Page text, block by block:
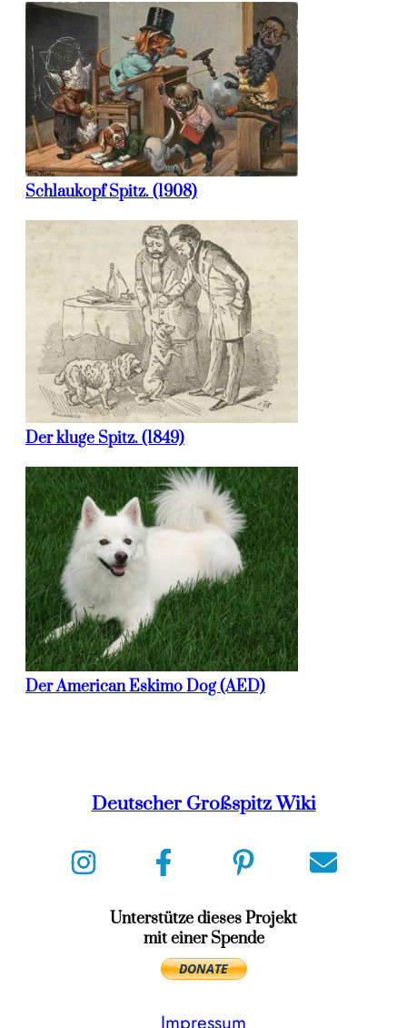
Schlaukopf Spitz. (1908)
Der kluge Spitz. (1849)
Der American Eskimo Dog (AED)
Deutscher Großspitz Wiki
Unterstütze dieses Projekt
mit einer Spende